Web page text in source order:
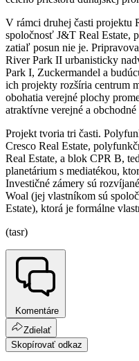
V rámci druhej časti projektu
spoločnosť J&T Real Estate,
zatiaľ posun nie je.
River Park II urbanisticky
Park I, Zuckermandel a
ich projekty rozšíria centrum
obohatia verejné plochy
atraktívne verejné a obchodné
Projekt tvoria tri časti.
Cresco Real Estate,
Real Estate, a blok CPR B,
planetárium s mediatékou,
Investičné zámery sú
Woal (jej vlastníkom sú
Estate), ktorá je formálne
(tasr)
Komentáre
Zdielať
Skopírovať odkaz